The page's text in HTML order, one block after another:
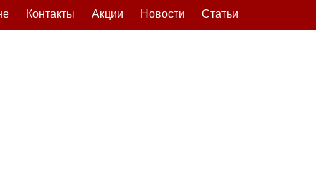
Статьи
Новости
Акции
Контакты